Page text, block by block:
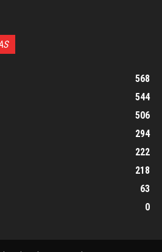
568
544
506
294
222
218
63
0